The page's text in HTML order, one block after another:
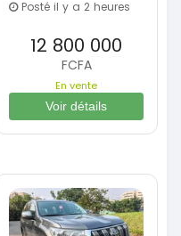
Posté il y a 2 heures
12 800 000
FCFA
En vente
Voir détails